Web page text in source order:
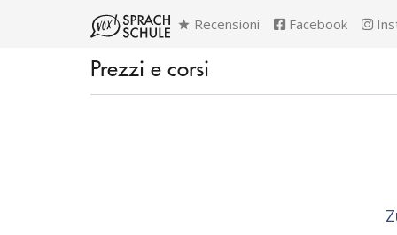
Recensioni Facebook
Prezzi e corsi